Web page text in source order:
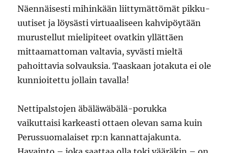
Näennäisesti mihinkään liittymättömät pikku-
uutiset ja löysästi virtuaaliseen kahvipöytään
murustellut mielipiteet ovatkin yllättäen
mittaamattoman valtavia, syvästi mieltä
pahoittavia solvauksia. Taaskaan jotakuta ei ole
kunnioitettu jollain tavalla!
Nettipalstojen äbäläwäbälä-porukka
vaikuttaisi karkeasti ottaen olevan sama kuin
Perussuomalaiset rp:n kannattajakunta.